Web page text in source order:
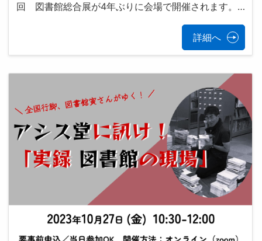
回 図書館総合展が4年ぶりに会場で開催されます。…
詳細へ